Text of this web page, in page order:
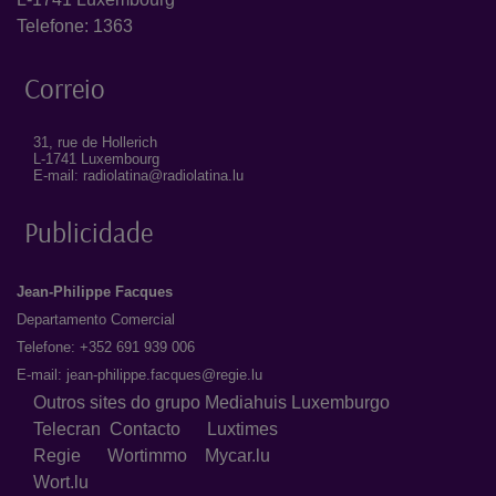
Telefone: 1363
Correio
31, rue de Hollerich
L-1741 Luxembourg
E-mail: radiolatina@radiolatina.lu
Publicidade
Jean-Philippe Facques
Departamento Comercial
Telefone: +352 691 939 006
E-mail: jean-philippe.facques@regie.lu
Outros sites do grupo Mediahuis Luxemburgo
Telecran Contacto
Luxtimes
Regie Wortimmo
Mycar.lu
Wort.lu